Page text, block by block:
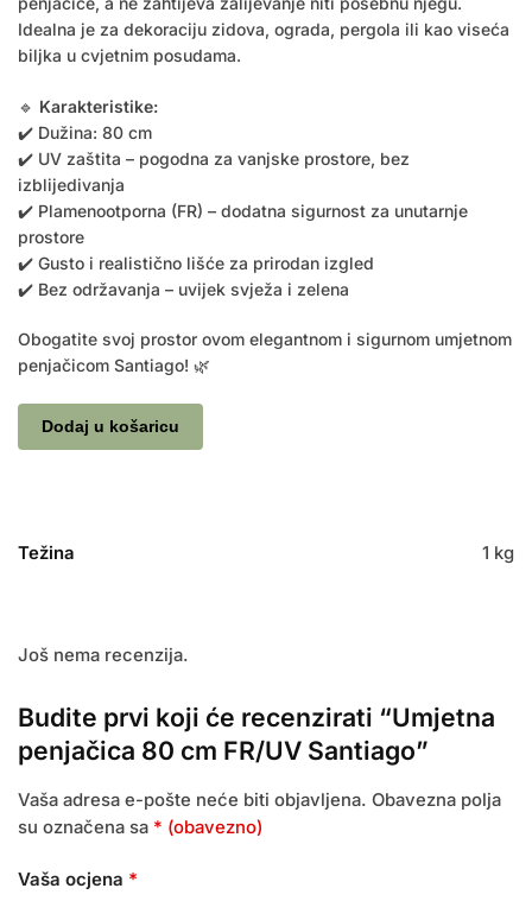
Idealna je za dekoraciju zidova, ograda, pergola ili kao viseća
biljka u cvjetnim posudama.
🔹 Karakteristike:
✔️ Dužina: 80 cm
✔️ UV zaštita – pogodna za vanjske prostore, bez
izblijedivanja
✔️ Plamenootporna (FR) – dodatna sigurnost za unutarnje
prostore
✔️ Gusto i realistično lišće za prirodan izgled
✔️ Bez održavanja – uvijek svježa i zelena
Obogatite svoj prostor ovom elegantnom i sigurnom umjetnom
penjačicom Santiago! 🌿
Dodaj u košaricu
Težina 1 kg
Još nema recenzija.
Budite prvi koji će recenzirati “Umjetna
penjačica 80 cm FR/UV Santiago”
Vaša adresa e-pošte neće biti objavljena. Obavezna polja
su označena sa * (obavezno)
Vaša ocjena *